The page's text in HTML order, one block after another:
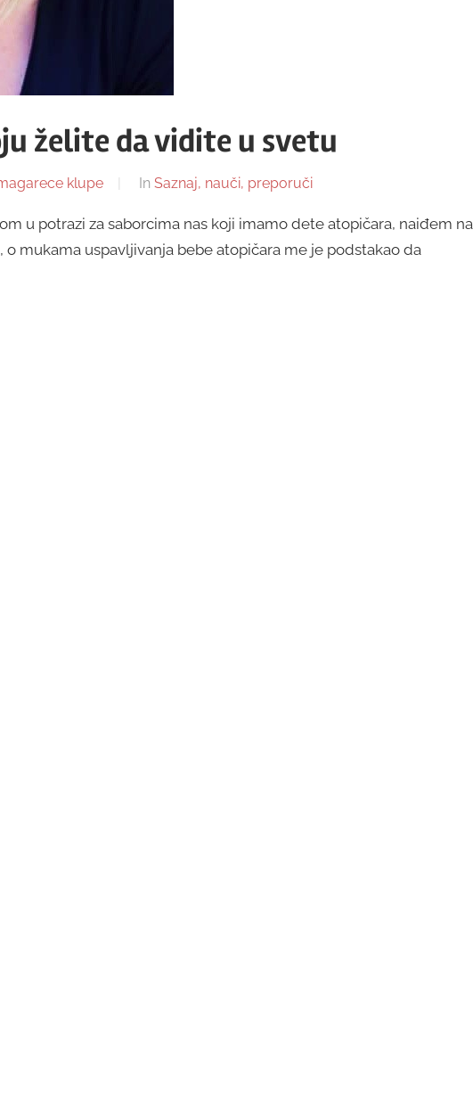
želite da vidite u svetu
klupe In Saznaj, nauči, preporuči
u potrazi za saborcima nas koji imamo dete atopičara, naiđem na
o mukama uspavljivanja bebe atopičara me je podstakao da